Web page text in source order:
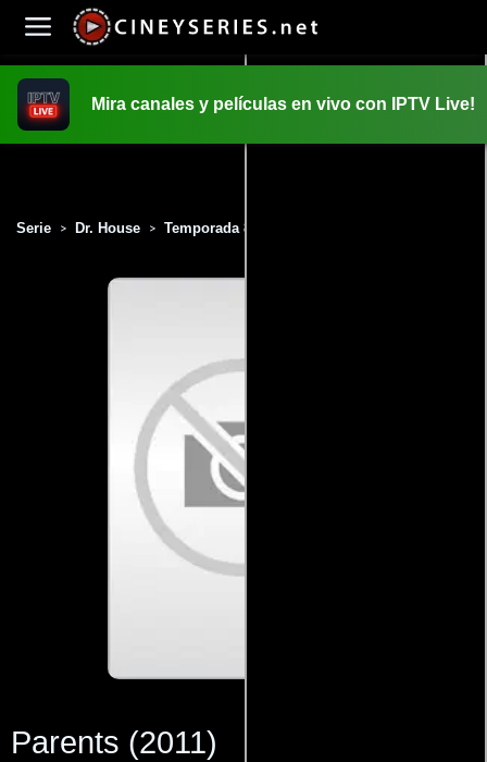
Mira canales y películas en vivo con IPTV Live!
Serie > Dr. House > Temporada 8
Parents (2011)